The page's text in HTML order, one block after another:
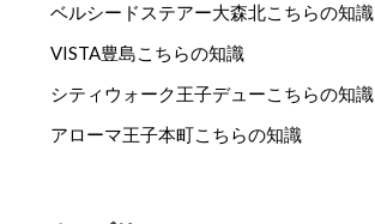
ベルシードステアー大森北こちらの知識
VISTA豊島こちらの知識
シティウォーク王子デューこちらの知識
アローマ王子本町こちらの知識